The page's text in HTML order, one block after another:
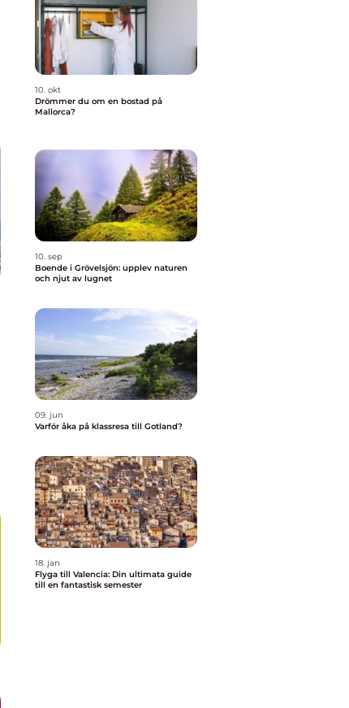
10. okt
Drömmer du om en bostad på
Mallorca?
10. sep
Boende i Grövelsjön: upplev naturen
och njut av lugnet
09. jun
Varför åka på klassresa till Gotland?
18. jan
Flyga till Valencia: Din ultimata guide
till en fantastisk semester